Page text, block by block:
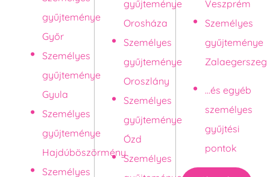
gyűjteménye
Győr
Személyes
gyűjteménye
Gyula
Személyes
gyűjteménye
Hajdúböszörmény
Személyes
gyűjteménye
Orosháza
Személyes
gyűjteménye
Oroszlány
Személyes
gyűjteménye
Ózd
Személyes
Veszprém
Személyes
gyűjteménye
Zalaegerszeg
...és egyéb
személyes
gyűjtési
pontok